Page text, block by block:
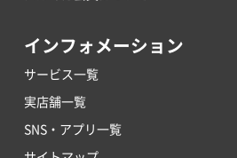
インフォメーション
サービス一覧
実店舗一覧
SNS・アプリ一覧